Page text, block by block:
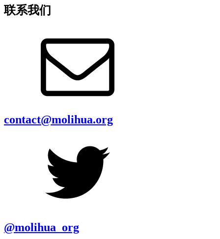
联系我们
contact@molihua.org
@molihua_org